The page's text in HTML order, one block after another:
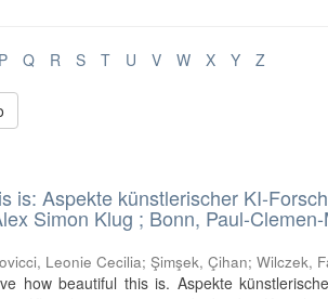
P Q R S T U V W X Y Z
is: Aspekte künstlerischer KI-
Simon Klug ; Bonn, Paul-
Leonie Cecilia;Şimşek, Çihan;Wilczek,
how beautiful this is. Aspekte